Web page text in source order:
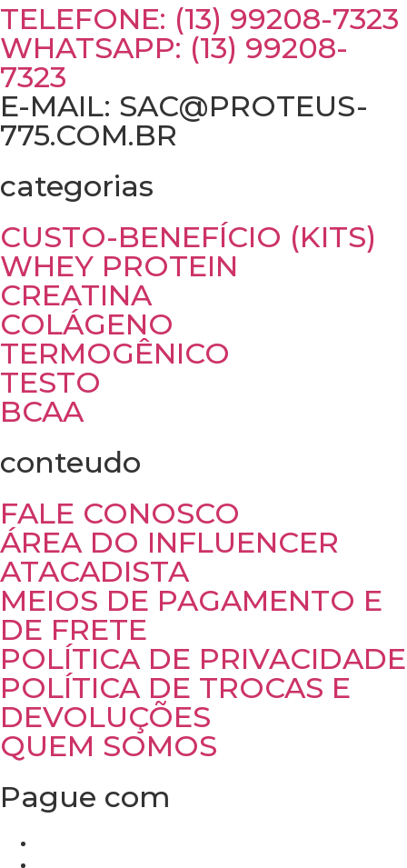
TELEFONE: (13) 99208-7323
WHATSAPP: (13) 99208-
7323
E-MAIL: SAC@PROTEUS-
775.COM.BR
categorias
CUSTO-BENEFÍCIO (KITS)
WHEY PROTEIN
CREATINA
COLÁGENO
TERMOGÊNICO
TESTO
BCAA
conteudo
FALE CONOSCO
ÁREA DO INFLUENCER
ATACADISTA
MEIOS DE PAGAMENTO E
DE FRETE
POLÍTICA DE PRIVACIDADE
POLÍTICA DE TROCAS E
DEVOLUÇÕES
QUEM SOMOS
Pague com